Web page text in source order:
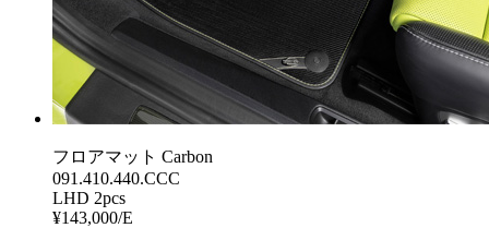
フロアマット Carbon
091.410.440.CCC
LHD 2pcs
¥143,000/E